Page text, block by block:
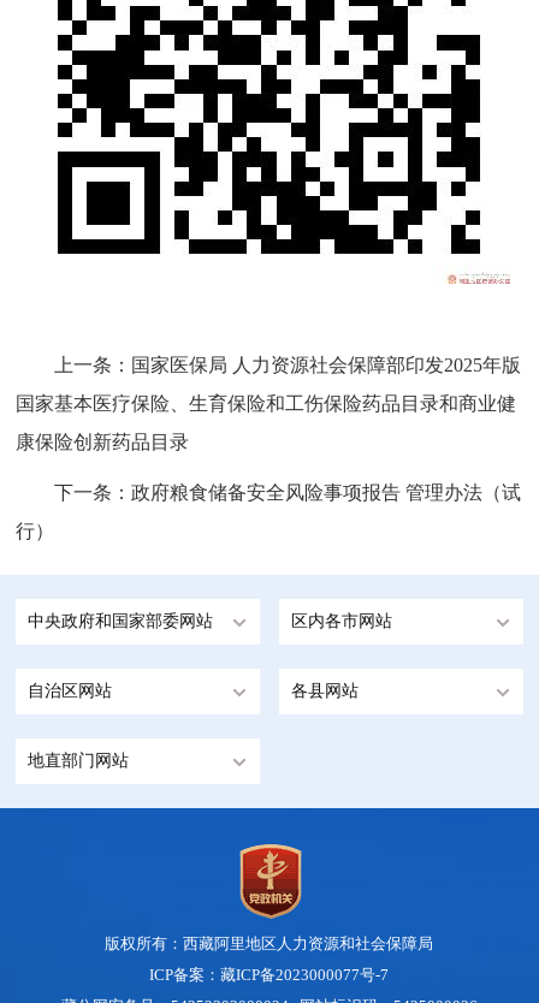
上一条： 国家医保局 人力资源社会保障部印发2025年版
国家基本医疗保险、生育保险和工伤保险药品目录和商业健
康保险创新药品目录
下一条：政府粮食储备安全风险事项报告 管理办法（试
行）
中央政府和国家部委网站 区内各市网站
自治区网站 各县网站
地直部门网站
版权所有：西藏阿里地区人力资源和社会保障局
ICP备案：藏ICP备2023000077号-7